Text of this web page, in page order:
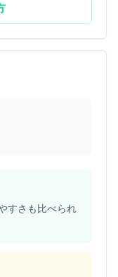
すさも比べられ